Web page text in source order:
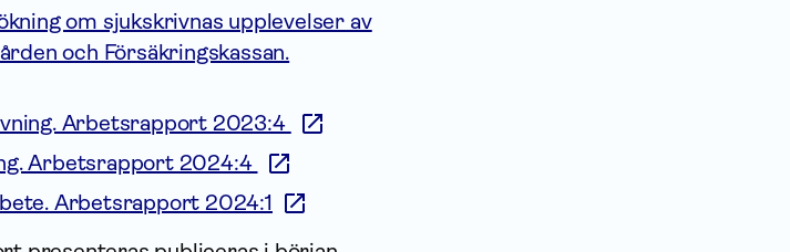
om sjukskrivnas upplevelser av
och Försäkringskassan.
Arbetsrapport 2023:4
Arbetsrapport 2024:4
Arbetsrapport 2024:1